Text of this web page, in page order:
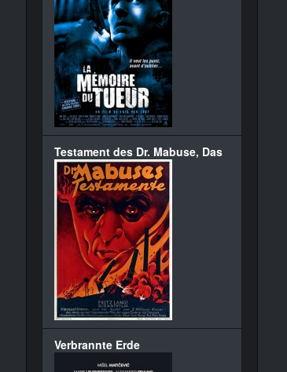
Testament des Dr. Mabuse, Das
Verbrannte Erde